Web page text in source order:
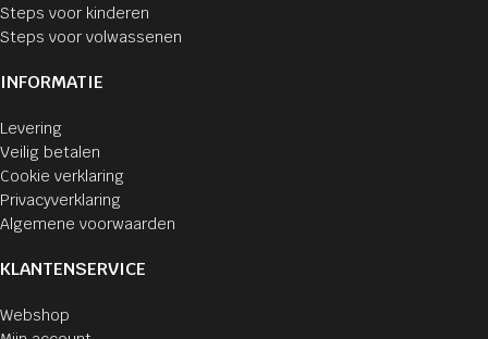
Steps voor kinderen
Steps voor volwassenen
INFORMATIE
Levering
Veilig betalen
Cookie verklaring
Privacyverklaring
Algemene voorwaarden
KLANTENSERVICE
Webshop